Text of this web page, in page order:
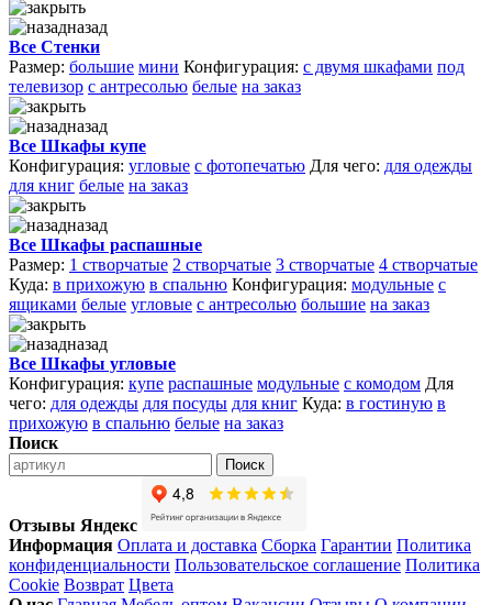
назад
Все Стенки
Размер: большие мини Конфигурация: с двумя шкафами под
телевизор с антресолью белые на заказ
назад
Все Шкафы купе
Конфигурация: угловые с фотопечатью Для чего: для одежды
для книг белые на заказ
назад
Все Шкафы распашные
Размер: 1 створчатые 2 створчатые 3 створчатые 4 створчатые
Куда: в прихожую в спальню Конфигурация: модульные с
ящиками белые угловые с антресолью большие на заказ
назад
Все Шкафы угловые
Конфигурация: купе распашные модульные с комодом Для
чего: для одежды для посуды для книг Куда: в гостиную в
прихожую в спальню белые на заказ
Поиск
Поиск
Отзывы Яндекс
Информация Оплата и доставка Сборка Гарантии Политика
конфиденциальности Пользовательское соглашение Политика
Cookie Возврат Цвета